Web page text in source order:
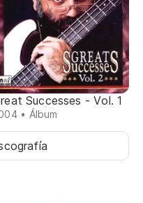
Successes - Vol. 1
• Álbum